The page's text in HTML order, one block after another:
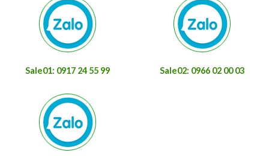
Sale01: 0917 24 55 99 Sale02: 0966 02 00 03